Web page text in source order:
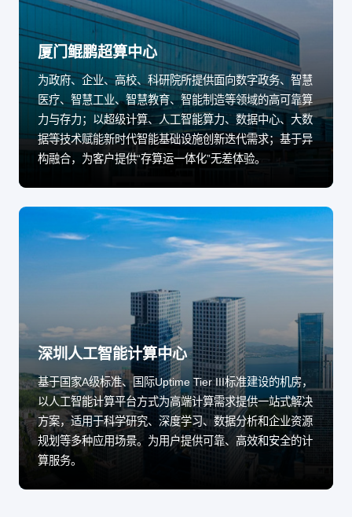
厦门鲲鹏超算中心
为政府、企业、高校、科研院所提供面向数字政务、智慧
医疗、智慧工业、智慧教育、智能制造等领域的高可靠算
力与存力；以超级计算、人工智能算力、数据中心、大数
据等技术赋能新时代智能基础设施创新迭代需求；基于异
构融合，为客户提供“存算运一体化”无差体验。
深圳人工智能计算中心
基于国家A级标准、国际Uptime Tier III标准建设的机房，
以人工智能计算平台方式为高端计算需求提供一站式解决
方案，适用于科学研究、深度学习、数据分析和企业资源
规划等多种应用场景。为用户提供可靠、高效和安全的计
算服务。